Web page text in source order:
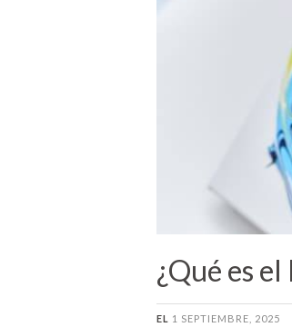
¿Qué es
EL 1 SEPTIEMBRE, 2025